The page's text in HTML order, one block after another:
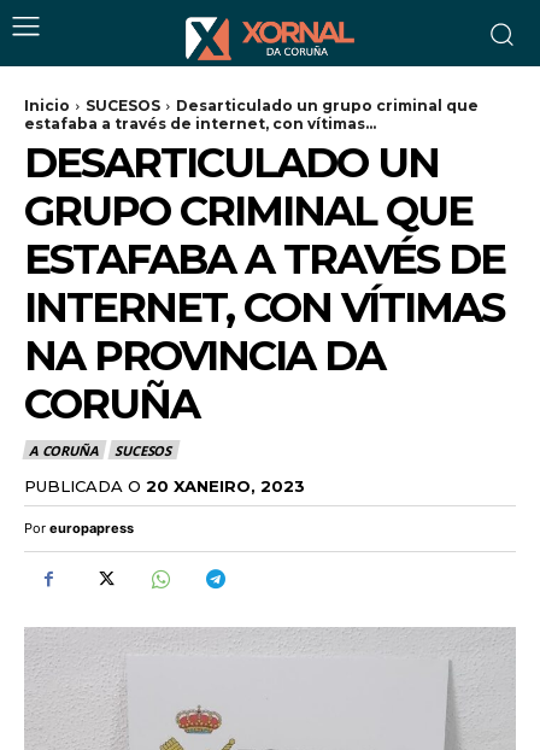
Inicio SUCESOS
Desarticulado un grupo criminal que
estafaba a través de internet, con vítimas...
DESARTICULADO UN
GRUPO CRIMINAL QUE
ESTAFABA A TRAVÉS DE
INTERNET, CON VÍTIMAS
NA PROVINCIA DA
CORUÑA
A CORUÑA SUCESOS
PUBLICADA O 20 XANEIRO, 2023
Por europapress